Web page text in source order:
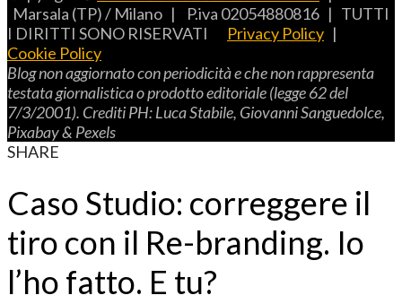
Marsala (TP) / Milano | P.iva 02054880816 | TUTTI
I DIRITTI SONO RISERVATI Privacy Policy |
Cookie Policy
Blog non aggiornato con periodicità e che non rappresenta
testata giornalistica o prodotto editoriale (legge 62 del
7/3/2001). CreditiPH: LucaStabile, GiovanniSanguedolce,
Pixabay& Pexels
SHARE
Caso Studio: correggere il
tiro con il Re-branding. Io
l’ho fatto. E tu?